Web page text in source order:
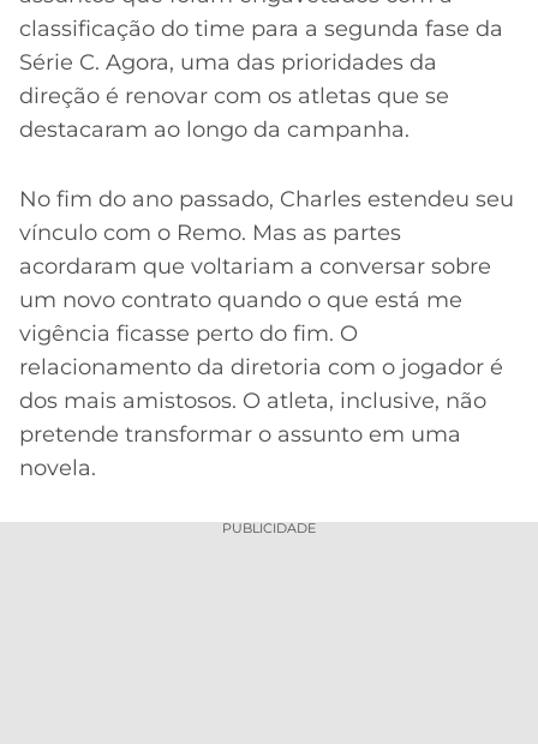
classificação do time para a segunda fase da
Série C. Agora, uma das prioridades da
direção é renovar com os atletas que se
destacaram ao longo da campanha.
No fim do ano passado, Charles estendeu seu
vínculo com o Remo. Mas as partes
acordaram que voltariam a conversar sobre
um novo contrato quando o que está me
vigência ficasse perto do fim. O
relacionamento da diretoria com o jogador é
dos mais amistosos. O atleta, inclusive, não
pretende transformar o assunto em uma
novela.
PUBLICIDADE